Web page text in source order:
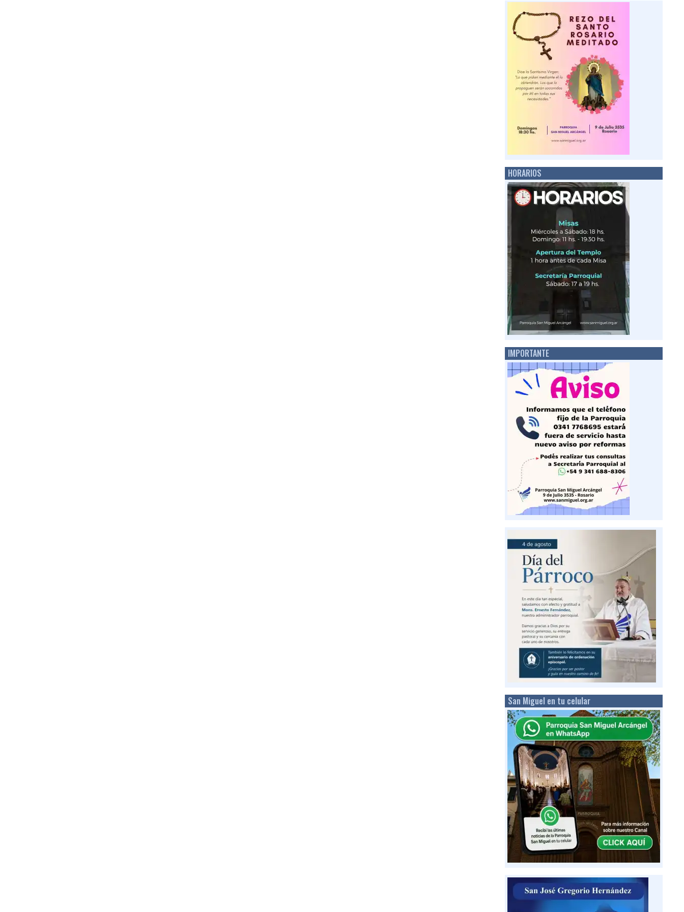
HORARIOS
IMPORTANTE
San Miguel en tu celular